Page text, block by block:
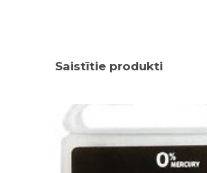
Saistītie produkti